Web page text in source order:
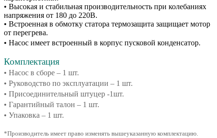
• Высокая и стабильная производительность при колебаниях
напряжения от 180 до 220В.
• Встроенная в обмотку статора термозащита защищает мотор
от перегрева.
• Насос имеет встроенный в корпус пусковой конденсатор.
Комплектация
• Насос в сборе – 1 шт.
• Руководство по эксплуатации – 1 шт.
• Присоединительный штуцер -1шт.
• Гарантийный талон – 1 шт.
• Упаковка – 1 шт.
*Производитель имеет право изменять вышеуказанную комплектацию.